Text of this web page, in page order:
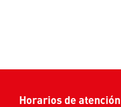
Horarios de atención